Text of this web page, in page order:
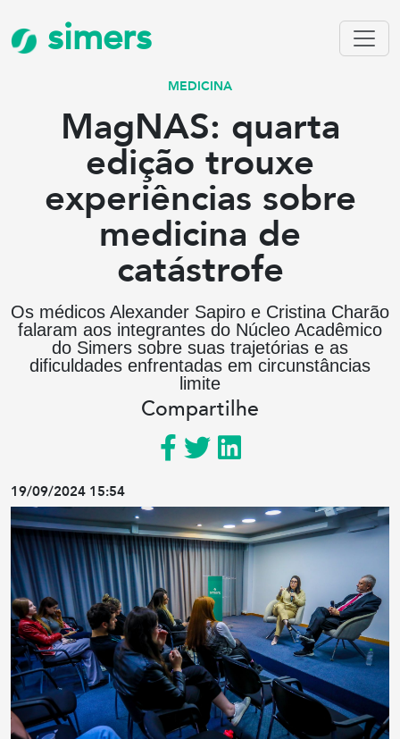
simers
MEDICINA
MagNAS: quarta
edição trouxe
experiências sobre
medicina de
catástrofe
Os médicos Alexander Sapiro e Cristina Charão
falaram aos integrantes do Núcleo Acadêmico
do Simers sobre suas trajetórias e as
dificuldades enfrentadas em circunstâncias
limite
Compartilhe
19/09/2024 15:54